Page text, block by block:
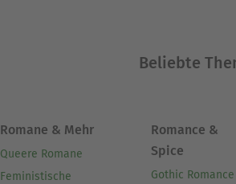
Beliebte
Romane & Mehr
Queere Romane
Feministische
Romance &
Spice
Gothic Romance